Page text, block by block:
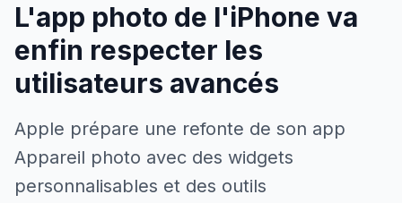
L'app photo de l'iPhone va
enfin respecter les
utilisateurs avancés
Apple prépare une refonte de son app
Appareil photo avec des widgets
personnalisables et des outils